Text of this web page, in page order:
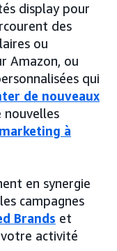
display pour
des
ou
Amazon, ou
qui
de nouveaux
nouvelles
à
en synergie
campagnes
Brands et
activité